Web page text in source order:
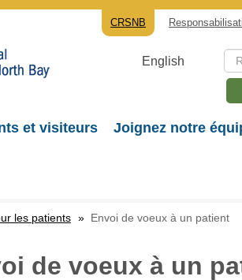
CRSNB
English
et visiteurs Joignez notre
les patients » Envoi de voeux à un patient
de voeux à un